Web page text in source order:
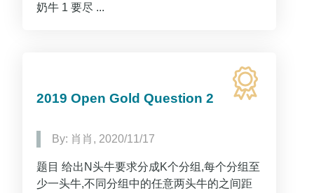
奶牛 1 要尽 ...
2019 Open Gold Question 2
By: 肖肖, 2020/11/17
题目 给出N头牛要求分成K个分组,每个分组至
少一头牛,不同分组中的任意两头牛的之间距